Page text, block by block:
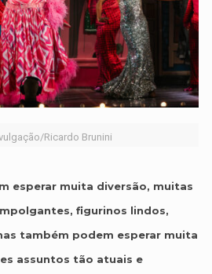
Ricardo Brunini
esperar muita diversão, muitas
figurinos lindos,
também podem esperar muita
assuntos tão atuais e